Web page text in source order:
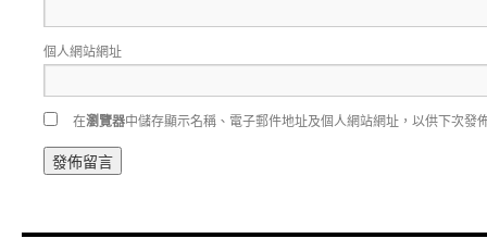
個人網站網址
在瀏覽器中儲存顯示名稱、電子郵件地址及個人網站網址，以供下次發